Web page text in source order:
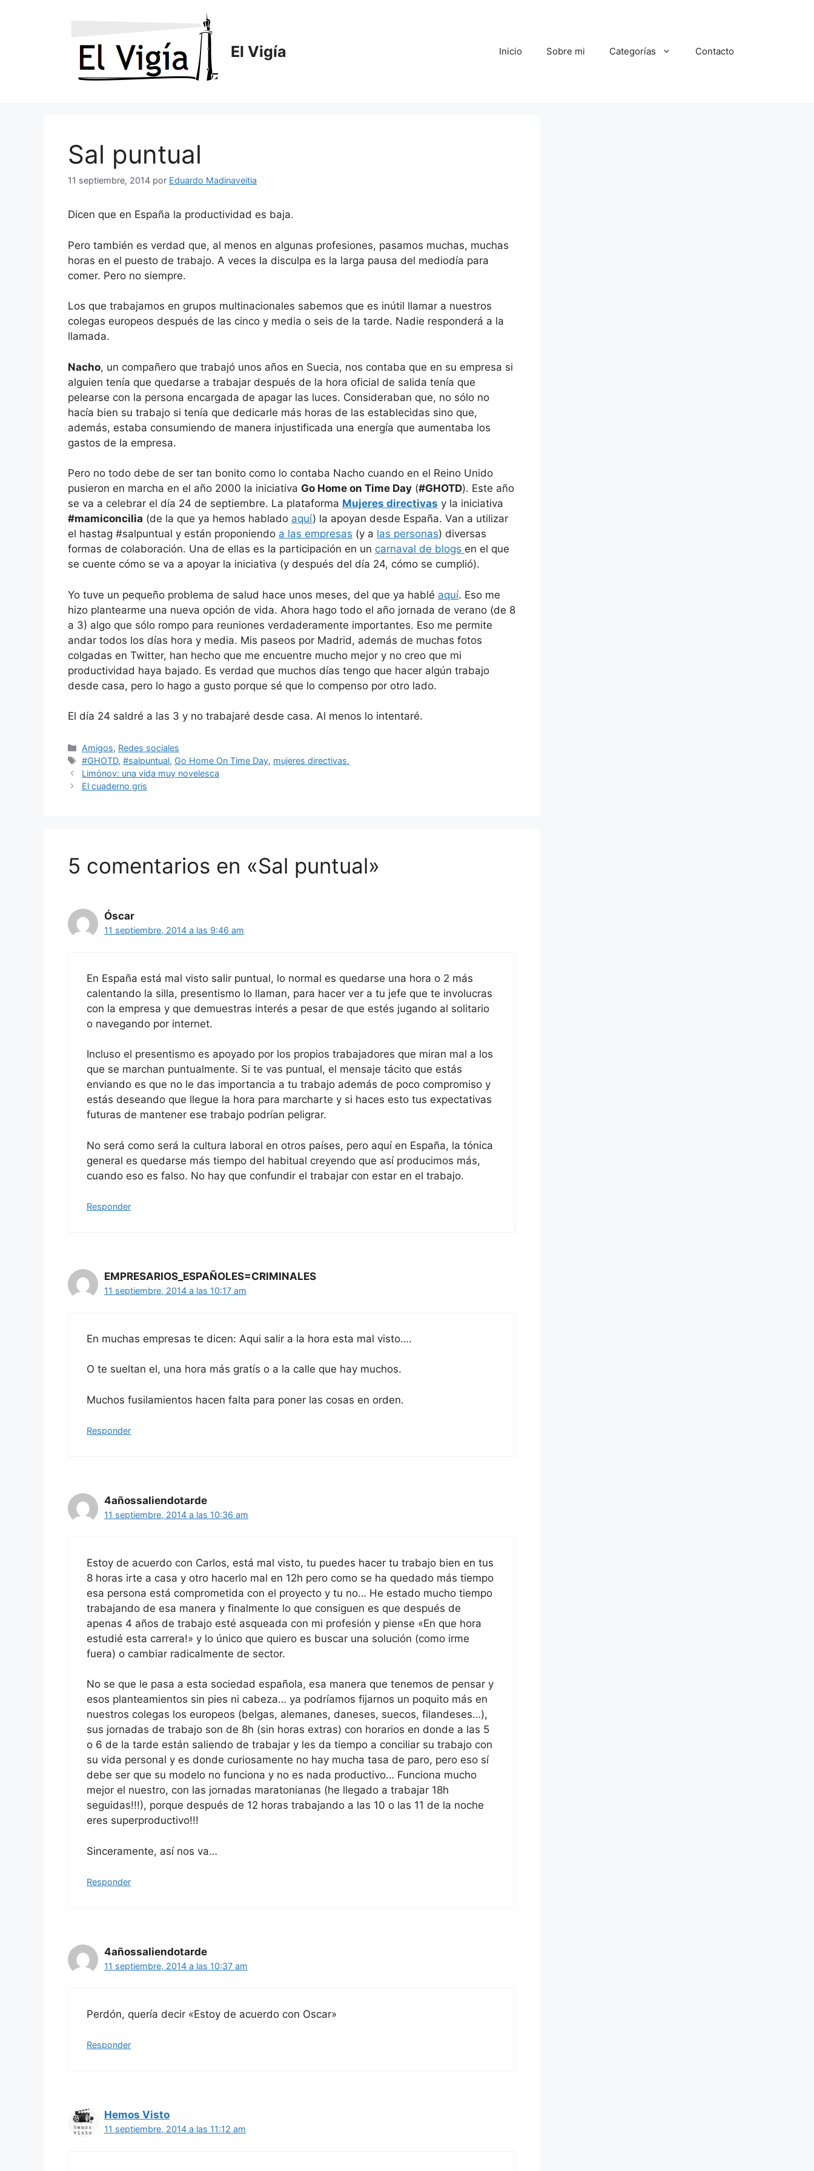
El Vigía Inicio Sobre mi Categorías Contacto
Sal puntual
11 septiembre, 2014 por Eduardo Madinaveitia
Dicen que en España la productividad es baja.
Pero también es verdad que, al menos en algunas profesiones, pasamos muchas, muchas
horas en el puesto de trabajo. A veces la disculpa es la larga pausa del mediodía para
comer. Pero no siempre.
Los que trabajamos en grupos multinacionales sabemos que es inútil llamar a nuestros
colegas europeos después de las cinco y media o seis de la tarde. Nadie responderá a la
llamada.
Nacho, un compañero que trabajó unos años en Suecia, nos contaba que en su empresa si
alguien tenía que quedarse a trabajar después de la hora oficial de salida tenía que
pelearse con la persona encargada de apagar las luces. Consideraban que, no sólo no
hacía bien su trabajo si tenía que dedicarle más horas de las establecidas sino que,
además, estaba consumiendo de manera injustificada una energía que aumentaba los
gastos de la empresa.
Pero no todo debe de ser tan bonito como lo contaba Nacho cuando en el Reino Unido
pusieron en marcha en el año 2000 la iniciativa Go Home on Time Day (#GHOTD). Este año
se va a celebrar el día 24 de septiembre. La plataforma Mujeres directivas y la iniciativa
#mamiconcilia (de la que ya hemos hablado aquí) la apoyan desde España. Van a utilizar
el hastag #salpuntual y están proponiendo a las empresas (y a las personas) diversas
formas de colaboración. Una de ellas es la participación en un carnaval de blogs en el que
se cuente cómo se va a apoyar la iniciativa (y después del día 24, cómo se cumplió).
Yo tuve un pequeño problema de salud hace unos meses, del que ya hablé aquí. Eso me
hizo plantearme una nueva opción de vida. Ahora hago todo el año jornada de verano (de 8
a 3) algo que sólo rompo para reuniones verdaderamente importantes. Eso me permite
andar todos los días hora y media. Mis paseos por Madrid, además de muchas fotos
colgadas en Twitter, han hecho que me encuentre mucho mejor y no creo que mi
productividad haya bajado. Es verdad que muchos días tengo que hacer algún trabajo
desde casa, pero lo hago a gusto porque sé que lo compenso por otro lado.
El día 24 saldré a las 3 y no trabajaré desde casa. Al menos lo intentaré.
Categorías
Amigos, Redes sociales
Etiquetas
#GHOTD,#salpuntual, Go Home On Time Day, mujeres directivas.
Limónov: una vida muy novelesca
El cuaderno gris
5 comentarios en «Sal puntual»
Óscar
11 septiembre, 2014 a las 9:46 am
En España está mal visto salir puntual, lo normal es quedarse una hora o 2 más
calentando la silla, presentismo lo llaman, para hacer ver a tu jefe que te involucras
con la empresa y que demuestras interés a pesar de que estés jugando al solitario
o navegando por internet.
Incluso el presentismo es apoyado por los propios trabajadores que miran mal a los
que se marchan puntualmente. Si te vas puntual, el mensaje tácito que estás
enviando es que no le das importancia a tu trabajo además de poco compromiso y
estás deseando que llegue la hora para marcharte y si haces esto tus expectativas
futuras de mantener ese trabajo podrían peligrar.
No será como será la cultura laboral en otros países, pero aquí en España, la tónica
general es quedarse más tiempo del habitual creyendo que así producimos más,
cuando eso es falso. No hay que confundir el trabajar con estar en el trabajo.
Responder
EMPRESARIOS_ESPAÑOLES=CRIMINALES
11 septiembre, 2014 a las 10:17 am
En muchas empresas te dicen: Aqui salir a la hora esta mal visto….
O te sueltan el, una hora más gratís o a la calle que hay muchos.
Muchos fusilamientos hacen falta para poner las cosas en orden.
Responder
4añossaliendotarde
11 septiembre, 2014 a las 10:36 am
Estoy de acuerdo con Carlos, está mal visto, tu puedes hacer tu trabajo bien en tus
8 horas irte a casa y otro hacerlo mal en 12h pero como se ha quedado más tiempo
esa persona está comprometida con el proyecto y tu no… He estado mucho tiempo
trabajando de esa manera y finalmente lo que consiguen es que después de
apenas 4 años de trabajo esté asqueada con mi profesión y piense «En que hora
estudié esta carrera!» y lo único que quiero es buscar una solución (como irme
fuera) o cambiar radicalmente de sector.
No se que le pasa a esta sociedad española, esa manera que tenemos de pensar y
esos planteamientos sin pies ni cabeza… ya podríamos fijarnos un poquito más en
nuestros colegas los europeos (belgas, alemanes, daneses, suecos, filandeses…),
sus jornadas de trabajo son de 8h (sin horas extras) con horarios en donde a las 5
o 6 de la tarde están saliendo de trabajar y les da tiempo a conciliar su trabajo con
su vida personal y es donde curiosamente no hay mucha tasa de paro, pero eso sí
debe ser que su modelo no funciona y no es nada productivo… Funciona mucho
mejor el nuestro, con las jornadas maratonianas (he llegado a trabajar 18h
seguidas!!!), porque después de 12 horas trabajando a las 10 o las 11 de la noche
eres superproductivo!!!
Sinceramente, así nos va…
Responder
4añossaliendotarde
11 septiembre, 2014 a las 10:37 am
Perdón, quería decir «Estoy de acuerdo con Oscar»
Responder
Hemos Visto
11 septiembre, 2014 a las 11:12 am